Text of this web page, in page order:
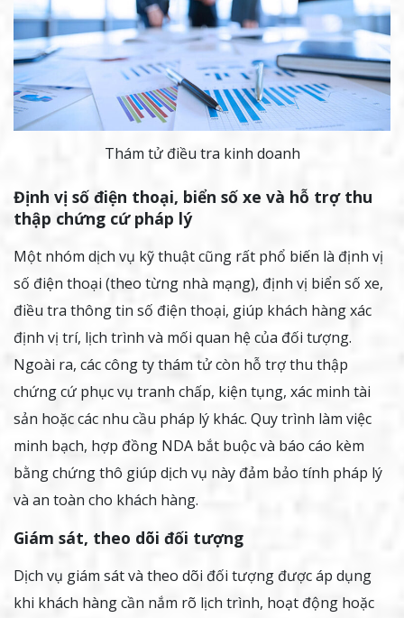
Thám tử điều tra kinh doanh
Định vị số điện thoại, biển số xe và hỗ trợ thu
thập chứng cứ pháp lý
Một nhóm dịch vụ kỹ thuật cũng rất phổ biến là định vị
số điện thoại (theo từng nhà mạng), định vị biển số xe,
điều tra thông tin số điện thoại, giúp khách hàng xác
định vị trí, lịch trình và mối quan hệ của đối tượng.
Ngoài ra, các công ty thám tử còn hỗ trợ thu thập
chứng cứ phục vụ tranh chấp, kiện tụng, xác minh tài
sản hoặc các nhu cầu pháp lý khác. Quy trình làm việc
minh bạch, hợp đồng NDA bắt buộc và báo cáo kèm
bằng chứng thô giúp dịch vụ này đảm bảo tính pháp lý
và an toàn cho khách hàng.
Giám sát, theo dõi đối tượng
Dịch vụ giám sát và theo dõi đối tượng được áp dụng
khi khách hàng cần nắm rõ lịch trình, hoạt động hoặc